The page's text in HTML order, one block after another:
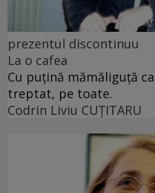
prezentul discontinuu
La o cafea
Cu puţină mămăliguţă
treptat, pe toate.
Codrin Liviu CUŢITARU